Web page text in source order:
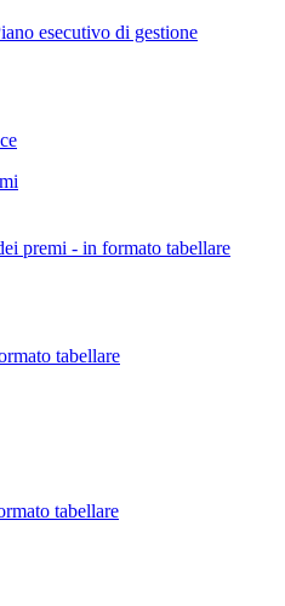
esecutivo di gestione
premi - in formato tabellare
tabellare
tabellare